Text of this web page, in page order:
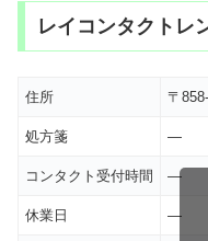
レイコンタクトレ
住所 〒
処方箋 ―
コンタクト受付時間 ―
休業日 ―